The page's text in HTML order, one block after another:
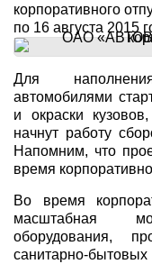
корпоративного
по 16 августа 2015
Для
автомобилями
и окраски
начнут работу
Напомним, что
время
Во время
масштабная
оборудования,
санитарно-